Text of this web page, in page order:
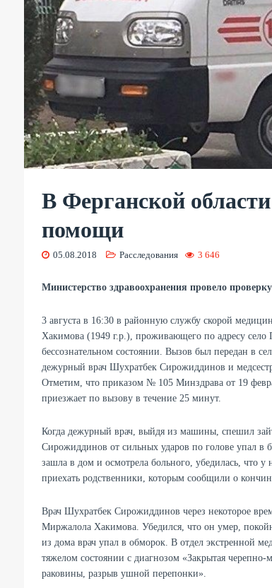
В Ферганской
помощи
05.08.2018 Расследования 3 646
Министерство здравоохранения провело
3 августа в 16:30 в районную службу скорой
Хакимова (1949 г.р.), проживающего по адресу
бессознательном состоянии. Вызов был передан в
дежурный врач Шухратбек Сирожиддинов и
Отметим, что приказом № 105 Минздрава от 19
приезжает по вызову в течение 25 минут.
Когда дежурный врач, выйдя из машины, спешил
Сирожиддинов от сильных ударов по голове упал в
зашла в дом и осмотрела больного, убедилась, что
приехать родственники, которым сообщили о
Врач Шухратбек Сирожиддинов через некоторое
Миржалола Хакимова. Убедился, что он умер,
из дома врач упал в обморок. В отдел экстренной
тяжелом состоянии с диагнозом «Закрытая
раковины, разрыв ушной перепонки».